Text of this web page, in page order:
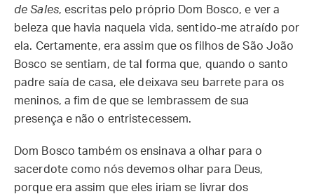
de Sales, escritas pelo próprio Dom Bosco, e ver a
beleza que havia naquela vida, sentido-me atraído por
ela. Certamente, era assim que os filhos de São João
Bosco se sentiam, de tal forma que, quando o santo
padre saía de casa, ele deixava seu barrete para os
meninos, a fim de que se lembrassem de sua
presença e não o entristecessem.
Dom Bosco também os ensinava a olhar para o
sacerdote como nós devemos olhar para Deus,
porque era assim que eles iriam se livrar dos